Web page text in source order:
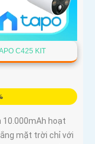
C425 KIT
10.000mAh hoạt
mặt trời chỉ với